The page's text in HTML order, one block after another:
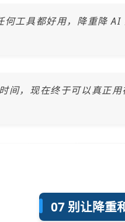
工具都好用，降重降
间，现在终于可以真正
07 别让降重